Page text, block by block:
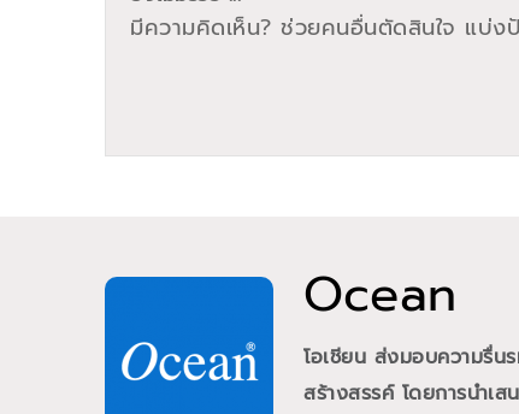
Ocean
โอเชียน ส่งมอบความรื่น
สร้างสรรค์ โดยการนำเ
มีความคิดเห็น? ช่วยคนอื่นตัดสินใจ แบ่